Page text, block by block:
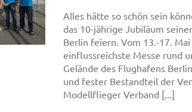
Alles hätte so schön sein
das 10-jährige Jubiläum
Berlin feiern. Vom 13.-17.
einflussreichste Messe rund
Gelände des Flughafens
und fester Bestandteil der
Modellflieger Verband [...]